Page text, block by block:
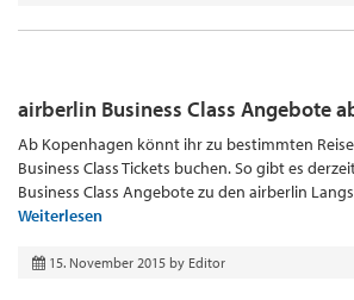
airberlin Business Class Angebote
Ab Kopenhagen könnt ihr zu bestimmten
Business Class Tickets buchen. So gibt es
Business Class Angebote zu den airberlin
Weiterlesen
15. November 2015 by Editor